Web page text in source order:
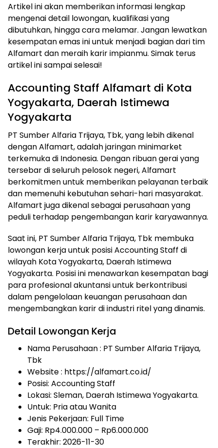
Artikel ini akan memberikan informasi lengkap
mengenai detail lowongan, kualifikasi yang
dibutuhkan, hingga cara melamar. Jangan lewatkan
kesempatan emas ini untuk menjadi bagian dari tim
Alfamart dan meraih karir impianmu. Simak terus
artikel ini sampai selesai!
Accounting Staff Alfamart di Kota
Yogyakarta, Daerah Istimewa
Yogyakarta
PT Sumber Alfaria Trijaya, Tbk, yang lebih dikenal
dengan Alfamart, adalah jaringan minimarket
terkemuka di Indonesia. Dengan ribuan gerai yang
tersebar di seluruh pelosok negeri, Alfamart
berkomitmen untuk memberikan pelayanan terbaik
dan memenuhi kebutuhan sehari-hari masyarakat.
Alfamart juga dikenal sebagai perusahaan yang
peduli terhadap pengembangan karir karyawannya.
Saat ini, PT Sumber Alfaria Trijaya, Tbk membuka
lowongan kerja untuk posisi Accounting Staff di
wilayah Kota Yogyakarta, Daerah Istimewa
Yogyakarta. Posisi ini menawarkan kesempatan bagi
para profesional akuntansi untuk berkontribusi
dalam pengelolaan keuangan perusahaan dan
mengembangkan karir di industri ritel yang dinamis.
Detail Lowongan Kerja
Nama Perusahaan : PT Sumber Alfaria Trijaya,
Tbk
Website : https://alfamart.co.id/
Posisi: Accounting Staff
Lokasi: Sleman, Daerah Istimewa Yogyakarta.
Untuk: Pria atau Wanita
Jenis Pekerjaan: Full Time
Gaji: Rp4.000.000 – Rp6.000.000
Terakhir: 2026-11-30